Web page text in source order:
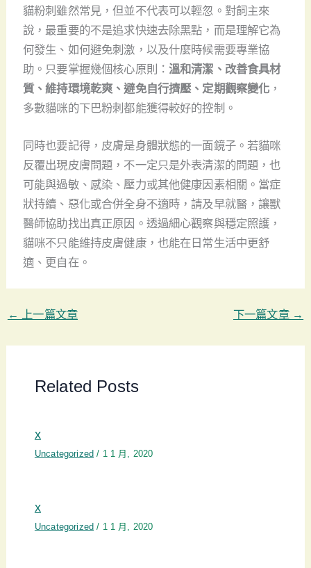
貓粉刺雖然常見，但並不代表可以輕忽。對飼主來
說，最重要的不是追求快速去除黑點，而是理解它為
何發生、如何避免刺激，以及什麼時候需要專業協
助。只要掌握幾個核心原則： 溫和清潔、改善食具材
質、維持環境乾爽、避免自行擠壓、定期觀察變化 ，
多數貓咪的下巴粉刺都能獲得較好的控制。
同時也要記得，皮膚是身體狀態的一面鏡子。若貓咪
反覆出現皮膚問題，不一定只是外表清潔的問題，也
可能與過敏、感染、壓力或其他健康因素相關。當症
狀持續、惡化或合併全身不適時，請及早就醫，讓獸
醫師協助找出真正原因。透過細心觀察與穩定照護，
貓咪不只能維持皮膚健康，也能在日常生活中更舒
適、更自在。
← 上一篇文章 下一篇文章 →
Related Posts
x
Uncategorized / 1 1 月, 2020
x
Uncategorized / 1 1 月, 2020